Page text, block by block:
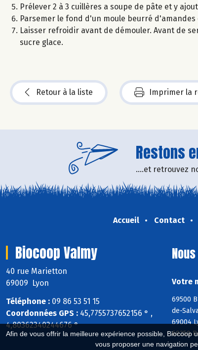
Afin de vous offrir la meilleure expérience possible,
vous proposer une navigation
Prélever 2 à 3 cuillères a soupe de pâte et y
Parsemer le fond d'un moule beurré
Laisser refroidir avant de démouler. Avant de
sucre glace.
Retour à la liste Imprimer la
Restons
....et retrouvez
Accueil Contact
Biocoop Valmy
40 rue Marietton
69009 Lyon
Téléphone : 09 86 53 51 15
Coordonnées GPS : 45,7755737652156 ° ,
4,80362340244676 °
Votre
69500
de-
69004
69250